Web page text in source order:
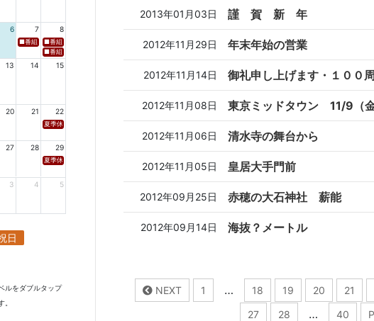
2013年01月03日 謹 賀 新 年
2012年11月29日 年末年始の営業
2012年11月14日 御礼申し上げます・１００
2012年11月08日 東京ミッドタウン 11/9（金
2012年11月06日 清水寺の舞台から
2012年11月05日 皇居大手門前
2012年09月25日 赤穂の大石神社 薪能
2012年09月14日 海抜？メートル
NEXT 1 … 18 19 20 21
27
28 … 40
6 7 8
■番組名 FM新潟「SOUND SPLASH」 ■放送日時 https://www.fmniigata.com/program/15 ※村上てつや、酒井雄二、北山陽
■番組名 HBC北海道放送「グッチーな！」 ■放送日時 https://www.hbc.co.jp/tv/guchy-na/ ※村上てつやがインタビ
■番組名 FM 福岡「 Sonic Style」 ■放送日時 https://fmfukuoka.co.jp/program/sss/ ※安岡優がコメント出演
13 14 15
エン・ボヤージュ)」 ■放送日時 https://www.tbc-sendai.co.jp/02radio/envoyage/ ※黒沢 薫、安岡 優のコメントがオンエア！
日時 https://www.fm-akita.co.jp/program/ ※黒沢 薫、安岡 優のコメントがオンエア！
EXCEED」 ■放送日時 https://rfm.co.jp/program/wave4-exceed ※黒沢 薫、安岡 優のコメントがオンエア！
「ウォッチン！みやぎ」 ■放送日時 https://www.tbc-sendai.co.jp/watchin/ ※黒沢 薫、安岡 優のコメントがオンエア！
20 21 22
夏季休業
27 28 29
夏季休業
3 4 5
日
ルをダブルタップ